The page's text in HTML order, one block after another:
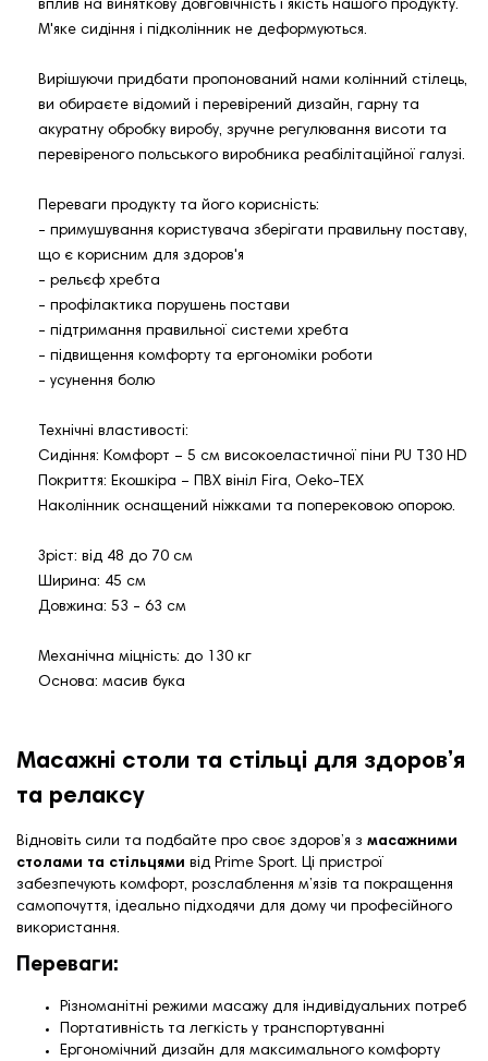
вплив на виняткову довговічність і якість нашого продукту.
М'яке сидіння і підколінник не деформуються.
Вирішуючи придбати пропонований нами колінний стілець,
ви обираєте відомий і перевірений дизайн, гарну та
акуратну обробку виробу, зручне регулювання висоти та
перевіреного польського виробника реабілітаційної галузі.
Переваги продукту та його корисність:
- примушування користувача зберігати правильну поставу,
що є корисним для здоров'я
- рельєф хребта
- профілактика порушень постави
- підтримання правильної системи хребта
- підвищення комфорту та ергономіки роботи
- усунення болю
Технічні властивості:
Сидіння: Комфорт – 5 см високоеластичної піни PU T30 HD
Покриття: Екошкіра – ПВХ вініл Fira, Oeko-TEX
Наколінник оснащений ніжками та поперековою опорою.
Зріст: від 48 до 70 см
Ширина: 45 см
Довжина: 53 - 63 см
Механічна міцність: до 130 кг
Основа: масив бука
Масажні столи та стільці для здоров’я
та релаксу
Відновіть сили та подбайте про своє здоров’я з масажними
столами та стільцями від Prime Sport. Ці пристрої
забезпечують комфорт, розслаблення м’язів та покращення
самопочуття, ідеально підходячи для дому чи професійного
використання.
Переваги:
Різноманітні режими масажу для індивідуальних потреб
Портативність та легкість у транспортуванні
Ергономічний дизайн для максимального комфорту